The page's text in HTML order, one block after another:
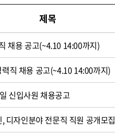
제목
채용 공고(~4.10 14:00까지)
직 채용 공고(~4.10 14:00까지)
신입사원 채용공고
디자인분야 전문직 직원 공개모집